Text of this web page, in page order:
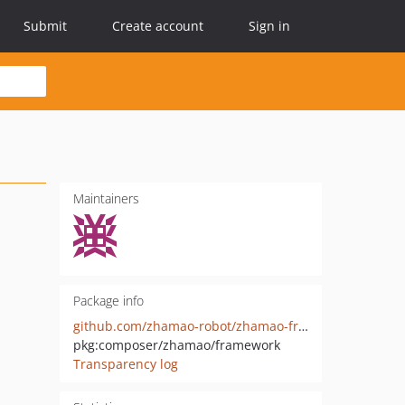
Submit Create account Sign in
Maintainers
Package info
github.com/zhamao-robot/zhamao-framework
pkg:composer/zhamao/framework
Transparency log